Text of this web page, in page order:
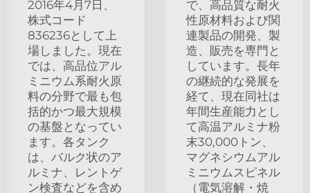
2016年4月7日、
株式コード
836236として上
場しました。現在
では、高品位アル
ミニウム系耐火原
料の分野で最も包
括的かつ最大規模
の基盤となってい
ます。各タンク
は、バルク状のア
ルミナ、レントゲ
ン検査などを含め
で、高品質な耐火
性原材料および関
連製品の開発、製
造、販売を専門と
しています。長年
の継続的な発展を
経て、現在同社は
年間生産能力とし
て高温アルミナ粉
末30,000トン、
マグネシウムアル
ミニウムスピネル
（電気溶解・焼